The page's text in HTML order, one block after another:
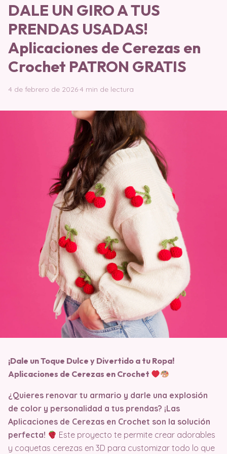
DALE UN GIRO A TUS
PRENDAS USADAS!
Aplicaciones de Cerezas en
Crochet PATRON GRATIS
4 de febrero de 2026·4 min de lectura
¡Dale un Toque Dulce y Divertido a tu Ropa!
Aplicaciones de Cerezas en Crochet
¿Quieres renovar tu armario y darle una explosión
de color y personalidad a tus prendas? ¡Las
Aplicaciones de Cerezas en Crochet son la solución
perfecta!
Este proyecto te permite crear adorables
y coquetas cerezas en 3D para customizar todo lo que